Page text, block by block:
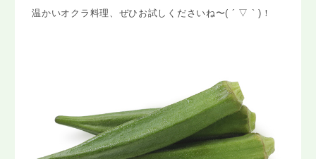
温かいオクラ料理、ぜひお試しくださいね〜( ´ ▽ ` )！